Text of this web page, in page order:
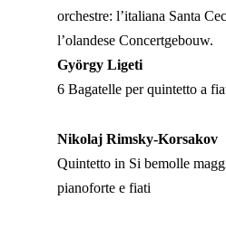
orchestre: l’italiana Santa
l’olandese Concertgebouw.
György Ligeti
6 Bagatelle per quintetto a
Nikolaj Rimsky-Korsakov
Quintetto in Si bemolle
pianoforte e fiati